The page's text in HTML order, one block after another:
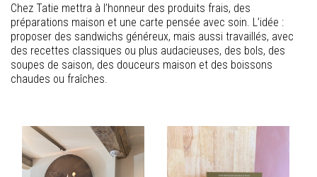
Chez Tatie mettra à l’honneur des produits frais, des
préparations maison et une carte pensée avec soin. L’idée :
proposer des sandwichs généreux, mais aussi travaillés, avec
des recettes classiques ou plus audacieuses, des bols, des
soupes de saison, des douceurs maison et des boissons
chaudes ou fraîches.